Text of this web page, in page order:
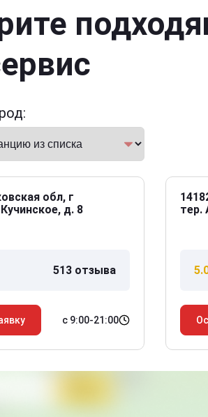
обл, г
д. 8
513 отзыва
с 9:00-21:00
тер.